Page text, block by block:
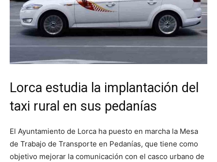
Lorca estudia la implantación del
taxi rural en sus pedanías
El Ayuntamiento de Lorca ha puesto en marcha la Mesa
de Trabajo de Transporte en Pedanías, que tiene como
objetivo mejorar la comunicación con el casco urbano de